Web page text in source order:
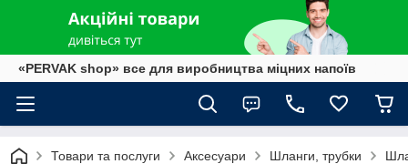
«PERVAK shop» все для виробництва міцних напоїв
Товари та послуги Аксесуари Шланги, трубки